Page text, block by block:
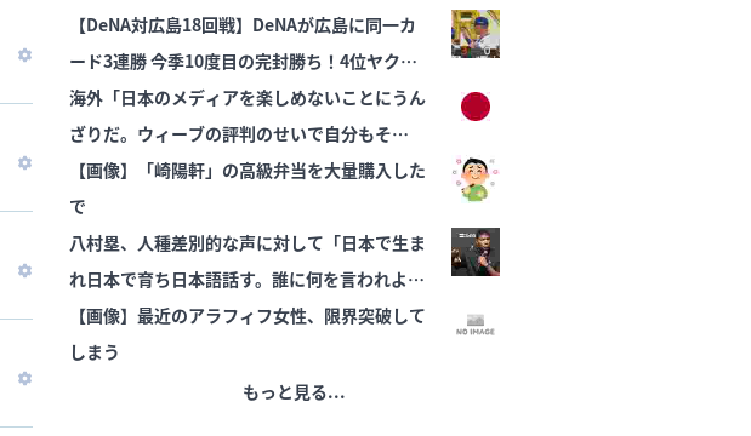
【DeNA対広島18回戦】DeNAが広島に同一カ
ード3連勝 今季10度目の完封勝ち！4位ヤクル
トと2差 片山最長6回零封で2勝目 筒香3戦連発
11号先制V弾 レイノルズ8S
海外「日本のメディアを楽しめないことにうん
ざりだ。ウィーブの評判のせいで自分もその一
部になる気分になる」
【画像】「崎陽軒」の高級弁当を大量購入した
で
八村塁、人種差別的な声に対して「日本で生ま
れ日本で育ち日本語話す。誰に何を言われよう
が日本人」
【画像】最近のアラフィフ女性、限界突破して
しまう
もっと見る...